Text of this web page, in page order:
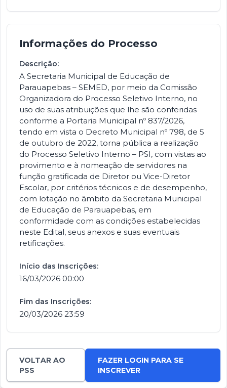
Informações do Processo
Descrição:
A Secretaria Municipal de Educação de
Parauapebas – SEMED, por meio da Comissão
Organizadora do Processo Seletivo Interno, no
uso de suas atribuições que lhe são conferidas
conforme a Portaria Municipal nº 837/2026,
tendo em vista o Decreto Municipal nº 798, de 5
de outubro de 2022, torna pública a realização
do Processo Seletivo Interno – PSI, com vistas ao
provimento e à nomeação de servidores na
função gratificada de Diretor ou Vice-Diretor
Escolar, por critérios técnicos e de desempenho,
com lotação no âmbito da Secretaria Municipal
de Educação de Parauapebas, em
conformidade com as condições estabelecidas
neste Edital, seus anexos e suas eventuais
retificações.
Início das Inscrições:
16/03/2026 00:00
Fim das Inscrições:
20/03/2026 23:59
VOLTAR AO
PSS
FAZER LOGIN PARA SE
INSCREVER